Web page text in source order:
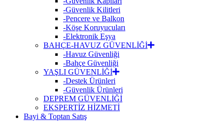
-Güvenlik Kilitleri
-Pencere ve Balkon
-Köşe Koruyucuları
-Elektronik Eşya
BAHÇE-HAVUZ GÜVENLİĞİ
-Havuz Güvenliği
-Bahçe Güvenliği
YAŞLI GÜVENLİĞİ
-Destek Ürünleri
-Güvenlik Ürünleri
DEPREM GÜVENLİĞİ
EKSPERTİZ HİZMETİ
Bayi & Toptan Satış